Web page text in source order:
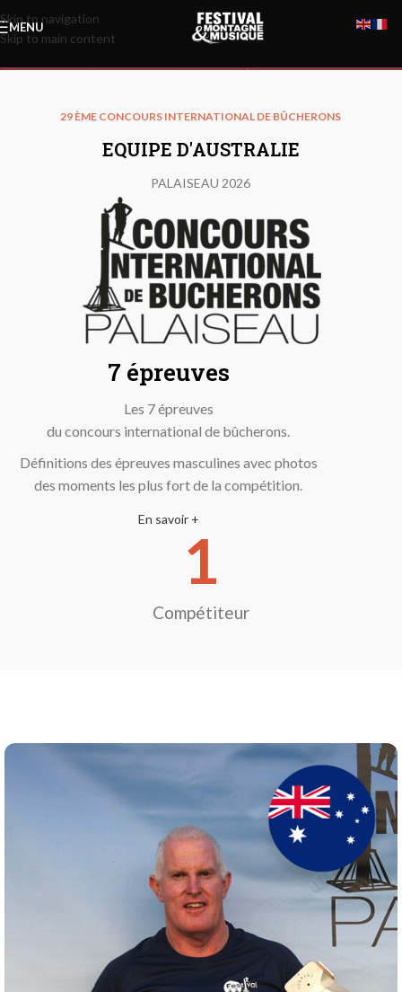
Skip to navigation
Skip to main content
MENU
29 ÈME CONCOURS INTERNATIONAL DE BÛCHERONS
EQUIPE D'AUSTRALIE
PALAISEAU 2026
7 épreuves
Les 7 épreuves
du concours international de bûcherons.
Définitions des épreuves masculines avec photos
des moments les plus fort de la compétition.
En savoir +
Compétiteur
1